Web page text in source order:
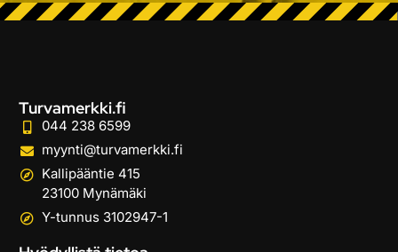
Turvamerkki.fi
044 238 6599
myynti@turvamerkki.fi
Kallipääntie 415
23100 Mynämäki
Y-tunnus 3102947-1